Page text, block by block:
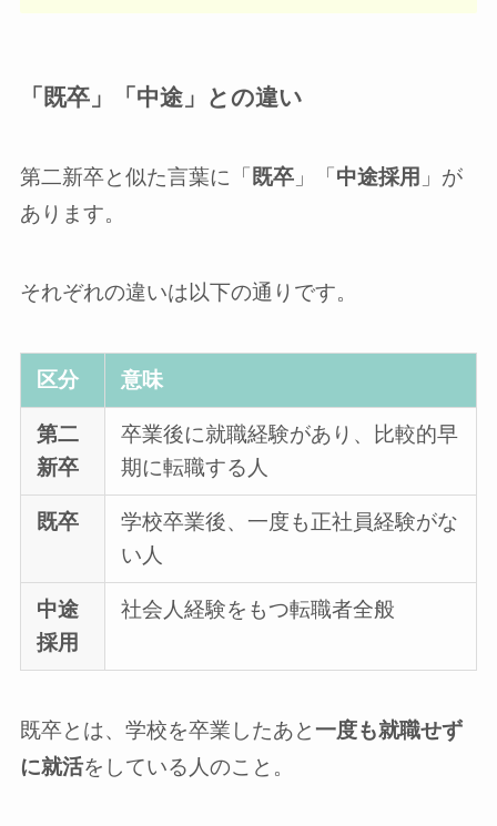
「既卒」「中途」との違い
第二新卒と似た言葉に「 既卒」「 中途採用 」が
あります。
それぞれの違いは以下の通りです。
区分 意味
第二
新卒
卒業後に就職経験があり、比較的早
期に転職する人
既卒
学校卒業後、一度も正社員経験がな
い人
中途
採用
社会人経験をもつ転職者全般
既卒とは、学校を卒業したあと 一度も就職せず
に就活をしている人のこと。